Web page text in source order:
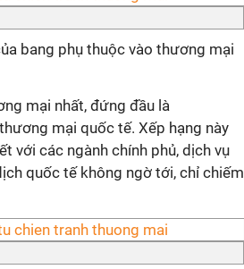
bang phụ thuộc vào thương mại
mại nhất, đứng đầu là
mại quốc tế. Xếp hạng này
với các ngành chính phủ, dịch vụ
quốc tế không ngờ tới, chỉ chiếm